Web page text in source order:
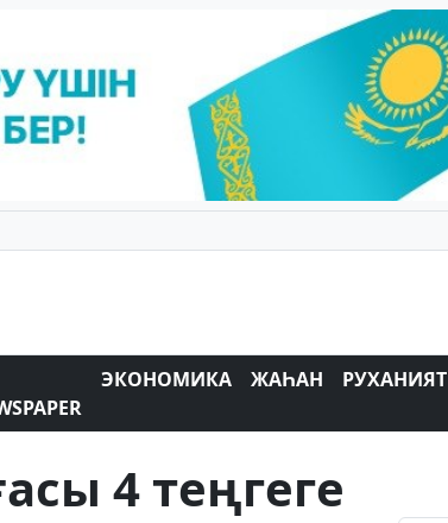
ЭКОНОМИКА ЖАҺАН РУХАНИЯТ
4 теңгеге